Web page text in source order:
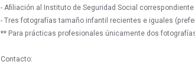
- Afiliación al Instituto de Seguridad Social
- Tres fotografías tamaño infantil recientes e iguales
** Para prácticas profesionales únicamente dos
Contacto: